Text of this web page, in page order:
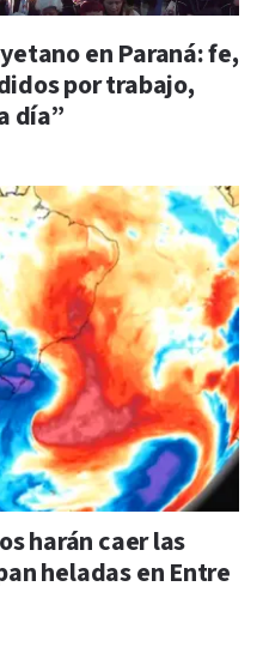
en Paraná: fe,
por trabajo,
día”
harán caer las
heladas en Entre